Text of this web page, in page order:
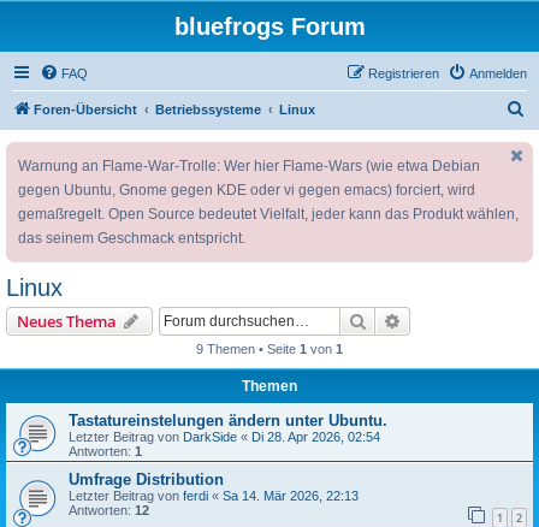
bluefrogs Forum
FAQ Anmelden
Registrieren
Foren-Übersicht Betriebssysteme Linux
Warnung an Flame-War-Trolle: Wer hier Flame-Wars (wie etwa Debian
gegen Ubuntu, Gnome gegen KDE oder vi gegen emacs) forciert, wird
gemaßregelt. Open Source bedeutet Vielfalt, jeder kann das Produkt wählen,
das seinem Geschmack entspricht.
Linux
Neues Thema Suche
9 Themen • Seite 1 von 1
Themen
Tastatureinstelungen ändern unter Ubuntu.
Letzter Beitrag von DarkSide « Di 28. Apr 2026, 02:54
Antworten: 1
Umfrage Distribution
Letzter Beitrag von ferdi « Sa 14. Mär 2026, 22:13
Antworten: 12 1 2